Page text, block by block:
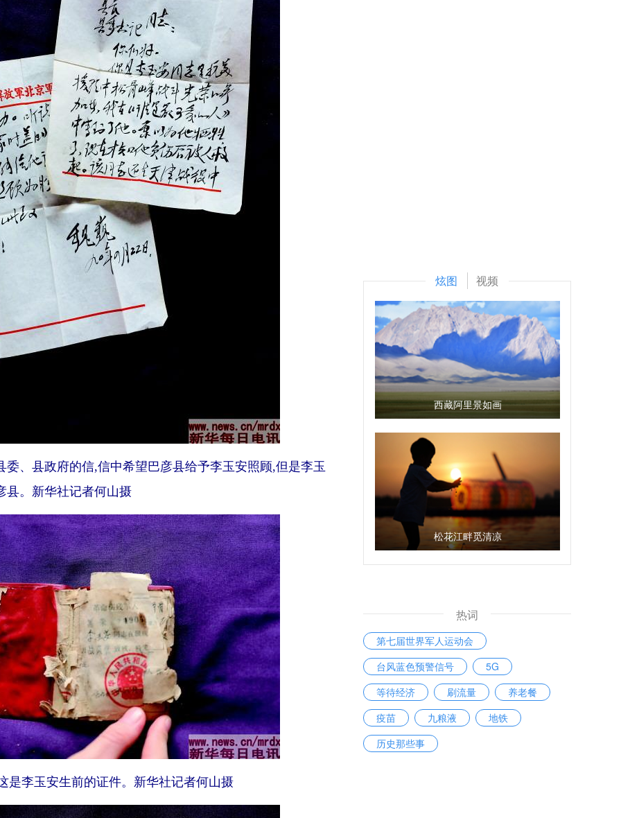
县政府的信,信中希望巴彦县给予李玉安照顾,但是李玉
县。新华社记者何山摄
玉安生前的证件。新华社记者何山摄
炫图 视频
西藏阿里景如画
松花江畔觅清凉
热词
第七届世界军人运动会
台风蓝色预警信号
5G
等待经济
刷流量
养老餐
疫苗
九粮液
地铁
历史那些事